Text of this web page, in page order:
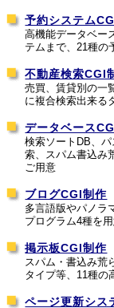
予約システム
高機能データベー
テムまで、21種の
不動産検索CGI
売買、賃貸別の一
に複合検索出来る
データベース
検索ソートDB、
索、スパム書込み
ご用意
ブログCGI制作
多言語版やパノラ
プログラム4種を
掲示板CGI制作
スパム・書込み荒
タイプ等、11種の
ページ更新シス